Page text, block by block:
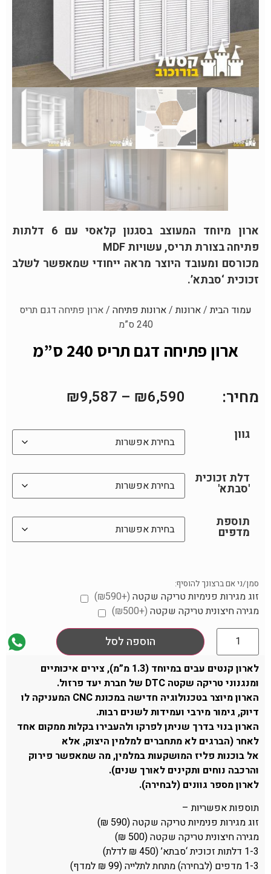
ארון מיוחד המעוצב בסגנון קלאסי עם 6 דלתות
פתיחה בצורת תריס, עשויות MDF
מכורסם ומעובד היוצר מראה ייחודי שמאפשר לשלב
זכוכית ‘סבתא’.
עמוד הבית/ארונות/ארונות פתיחה / ארון פתיחה דגם תריס
240 ס”מ
ארון פתיחה דגם תריס 240 ס”מ
מחיר: ₪6,590
–
₪9,587
גוון
דלת זכוכית
'סבתא'
תוספת
מדפים
סמן/ני אם ברצונך להוסיף:
זוג מגירות פנימיות טריקה שקטה (+₪590)
מגירה חיצונית טריקה שקטה (+₪500)
הוספה לסל
לארון קנטים עבים במיוחד (1.3 מ”מ), צירים איכותיים
ומנגנוני טריקה שקטה DTC של חברת יעד פרזול.
הארון מיוצר בטכנולוגיה חדישה במכונת CNC המעניקה לו
דיוק, גימור מירבי ועמידות לשנים רבות.
הארון בנוי בדרך שניתן לפרקו ולהעבירו בקלות ממקום אחד
לאחר (הברגים לא מתחברים למלמין היצוק, אלא
אל בוכנות פליז המושקעות במלמין, מה שמאפשר פירוק
והרכבה נוחים ותקינים לאורך שנים).
לארון מספר גוונים (לבחירה).
תוספות אפשריות –
זוג מגירות פנימיות טריקה שקטה (590 ₪)
מגירה חיצונית טריקה שקטה (500 ₪)
1-3 דלתות זכוכית ‘סבתא’ (450 ₪ לדלת)
1-3 מדפים (לבחירה) מתחת לתלייה (99 ₪ למדף)